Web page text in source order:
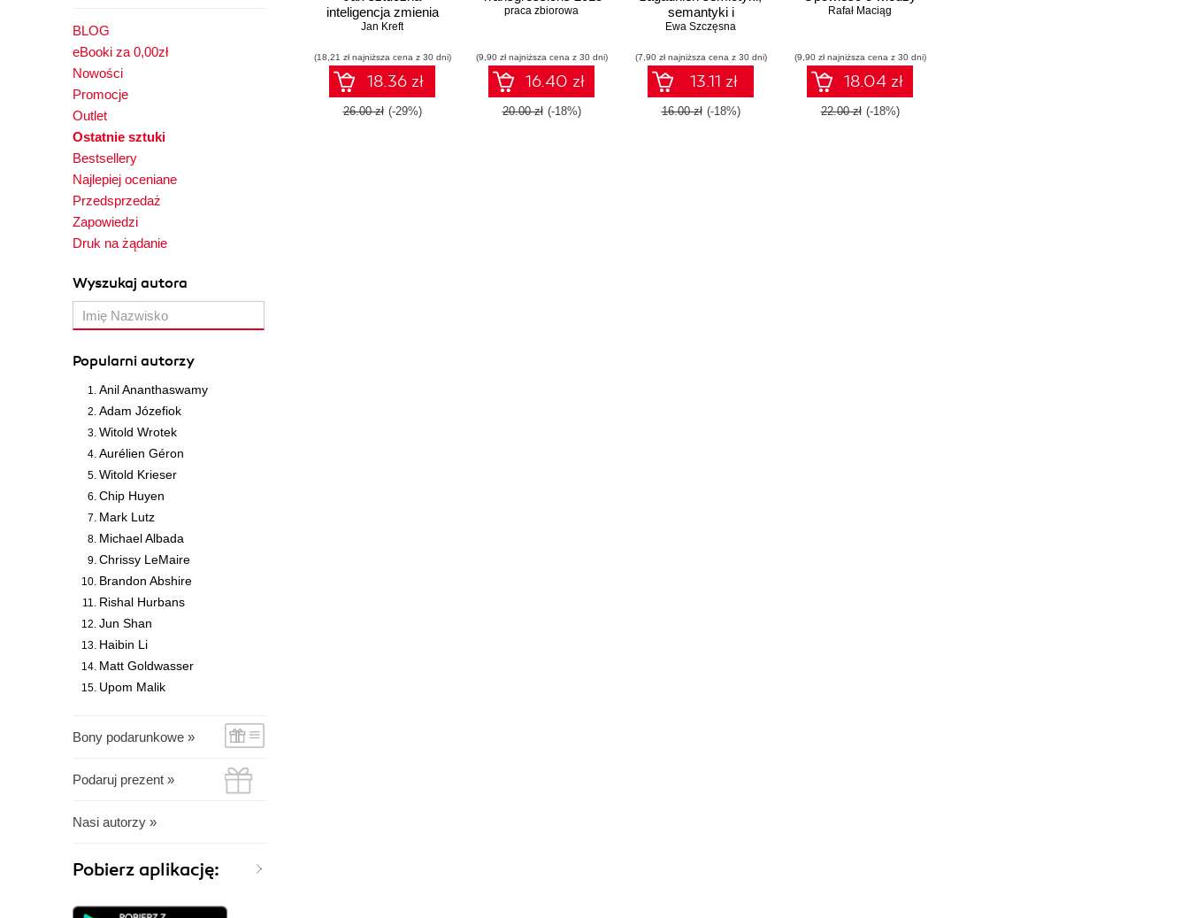
BLOG
eBooki za 0,00zł
Nowości
Promocje
Outlet
Ostatnie sztuki
Bestsellery
Najlepiej oceniane
Przedsprzedaż
Zapowiedzi
Druk na żądanie
Wyszukaj autora
Popularni autorzy
Anil Ananthaswamy
Adam Józefiok
Witold Wrotek
Aurélien Géron
Witold Krieser
Chip Huyen
Mark Lutz
Michael Albada
Chrissy LeMaire
Brandon Abshire
Rishal Hurbans
Jun Shan
Haibin Li
Matt Goldwasser
Upom Malik
Bony podarunkowe »
Podaruj prezent »
Nasi autorzy »
Pobierz aplikację:
inteligencja zmienia
najciekawszą profesję
Jan Kreft
(18,21 zł najniższa cena z 30 dni)
18.36 zł
26.00 zł (-29%)
praca zbiorowa
(9,90 zł najniższa cena z 30 dni)
16.40 zł
20.00 zł (-18%)
semantyki i
komunikacji cyfrowej
Ewa Szczęsna
(7,90 zł najniższa cena z 30 dni)
13.11 zł
16.00 zł (-18%)
Rafał Maciąg
(9,90 zł najniższa cena z 30 dni)
18.04 zł
22.00 zł (-18%)